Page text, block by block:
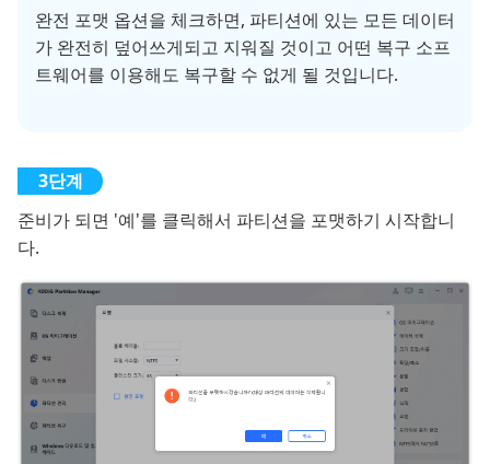
완전 포맷 옵션을 체크하면, 파티션에 있는 모든 데이터
가 완전히 덮어쓰게되고 지워질 것이고 어떤 복구 소프
트웨어를 이용해도 복구할 수 없게 될 것입니다.
준비가 되면 '예'를 클릭해서 파티션을 포맷하기 시작합니
다.